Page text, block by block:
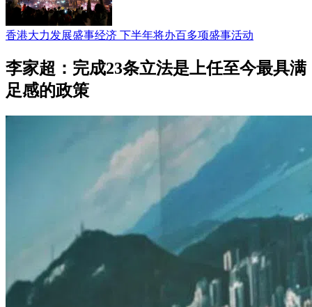
香港大力发展盛事经济 下半年将办百多项盛事活动
李家超：完成23条立法是上任至今最具满
足感的政策